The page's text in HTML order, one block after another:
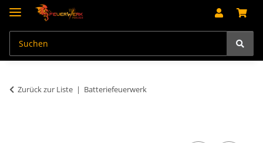
Zurück zur Liste Batteriefeuerwerk